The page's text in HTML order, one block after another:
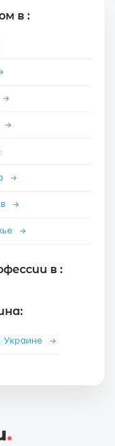
в :
→
→
→
→
→
в :
Украине →
.